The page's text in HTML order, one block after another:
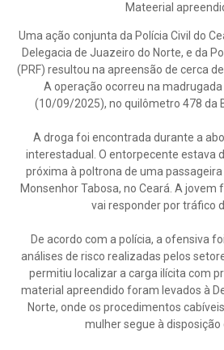
Mateerial
Uma ação conjunta da Polícia Civil do
Delegacia de Juazeiro do Norte, e da
(PRF) resultou na apreensão de cerca
A operação ocorreu na
(10/09/2025), no quilômetro 478 da
A droga foi encontrada durante a
interestadual. O entorpecente estava
próxima à poltrona de uma
Monsenhor Tabosa, no Ceará. A
vai responder por tráfico
De acordo com a polícia, a ofensiva
análises de risco realizadas pelos
permitiu localizar a carga ilícita com
material apreendido foram levados à
Norte, onde os procedimentos
mulher segue à disposição